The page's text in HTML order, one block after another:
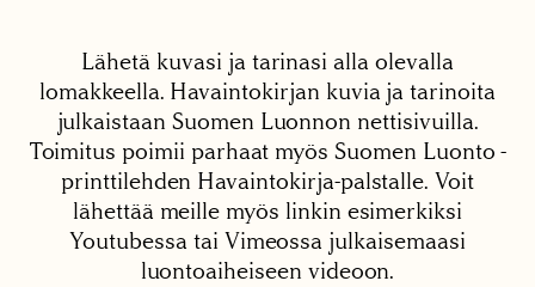
Lähetä kuvasi ja tarinasi alla olevalla
lomakkeella. Havaintokirjan kuvia ja tarinoita
julkaistaan Suomen Luonnon nettisivuilla.
Toimitus poimii parhaat myös Suomen Luonto -
printtilehden Havaintokirja-palstalle. Voit
lähettää meille myös linkin esimerkiksi
Youtubessa tai Vimeossa julkaisemaasi
luontoaiheiseen videoon.